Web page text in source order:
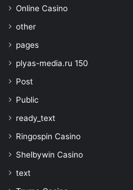
Online Casino
other
pages
plyas-media.ru 150
Post
Public
ready_text
Ringospin Casino
Shelbywin Casino
text